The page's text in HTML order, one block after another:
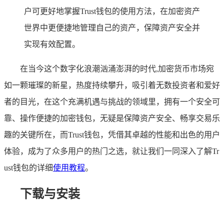
户可更好地掌握Trust钱包的使用方法，在加密资产
世界中更便捷地管理自己的资产，保障资产安全并
实现有效配置。
在当今这个数字化浪潮汹涌澎湃的时代,加密货币市场宛
如一颗璀璨的新星，热度持续攀升，吸引着无数投资者和爱好
者的目光，在这个充满机遇与挑战的领域里，拥有一个安全可
靠、操作便捷的加密钱包，无疑是保障资产安全、畅享交易乐
趣的关键所在，而Trust钱包，凭借其卓越的性能和出色的用户
体验，成为了众多用户的热门之选，就让我们一同深入了解Tr
ust钱包的详细使用教程。
下载与安装